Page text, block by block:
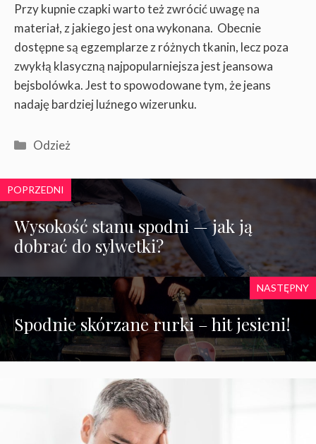
Przy kupnie czapki warto też zwrócić uwagę na
materiał, z jakiego jest ona wykonana. Obecnie
dostępne są egzemplarze z różnych tkanin, lecz poza
zwykłą klasyczną najpopularniejsza jest jeansowa
bejsbolówka. Jest to spowodowane tym, że jeans
nadaję bardziej luźnego wizerunku.
Kategorie
Odzież
POPRZEDNI
Wysokość stanu spodni — jak ją
dobrać do sylwetki?
NASTĘPNY
Spodnie skórzane rurki – hit jesieni!